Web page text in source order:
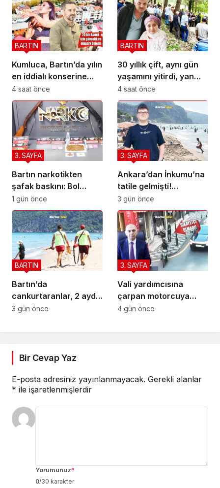
Kumluca, Bartın’da yılın
en iddialı konserine
hazırlanıyor
BARTIN
4 saat önce
30 yıllık çift, aynı gün
yaşamını yitirdi, yan
yana defnedildi
BARTIN
4 saat önce
Bartın narkotikten
şafak baskını: Bol
bonzai ile 5 kişi paket
3. SAYFA
1 gün önce
Ankara’dan İnkumu’na
tatile gelmişti!
Kurtarılamadı
3. SAYFA
3 gün önce
Bartın’da
cankurtaranlar, 2 ayda
bakın kaç hayat
BARTIN
3 gün önce
Vali yardımcısına
çarpan motorcuya
ceza yağdı
3. SAYFA
4 gün önce
Bir Cevap Yaz
E-posta adresiniz yayınlanmayacak. Gerekli alanlar
* ile işaretlenmişlerdir
Yorumunuz*
0/30 karakter